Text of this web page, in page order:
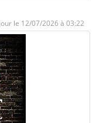
12/07/2026 à 03:22